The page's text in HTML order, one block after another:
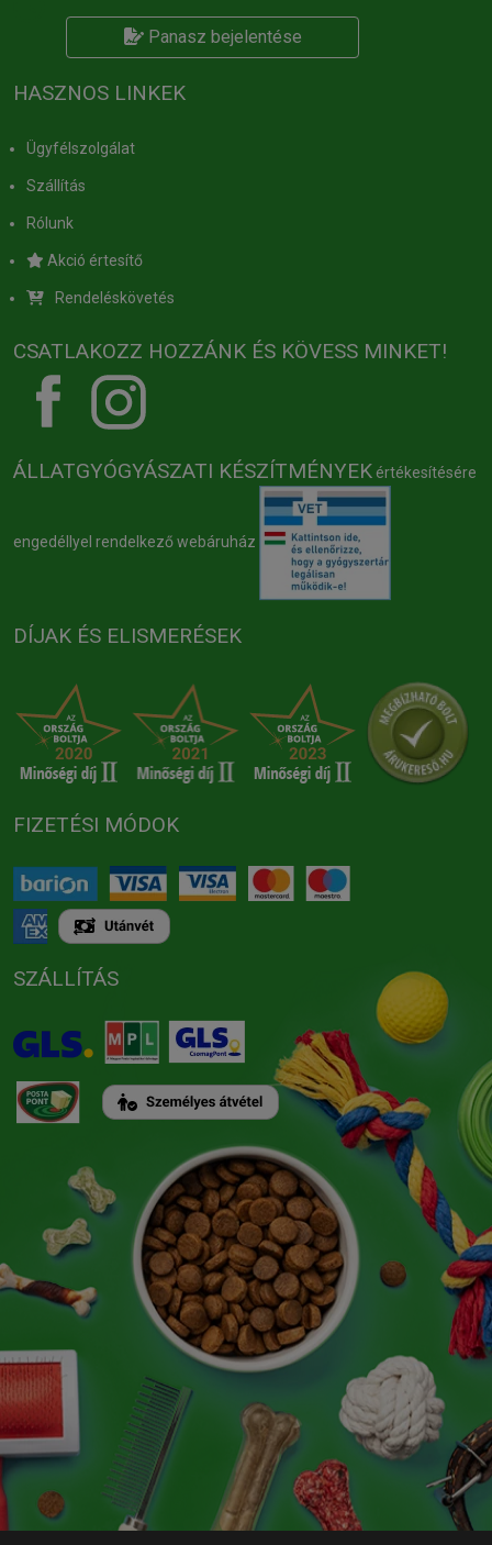
Panasz bejelentése
HASZNOS LINKEK
Ügyfélszolgálat
Szállítás
Rólunk
Akció értesítő
Rendeléskövetés
CSATLAKOZZ HOZZÁNK ÉS KÖVESS MINKET!
ÁLLATGYÓGYÁSZATI KÉSZÍTMÉNYEK értékesítésére
engedéllyel rendelkező webáruház
DÍJAK ÉS ELISMERÉSEK
FIZETÉSI MÓDOK
SZÁLLÍTÁS